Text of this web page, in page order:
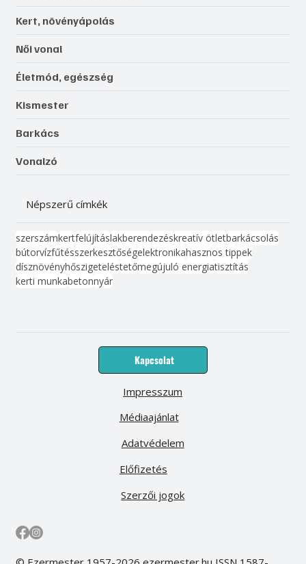
Kert, növényápolás
Női vonal
Életmód, egészség
Kismester
Barkács
Vonalzó
Népszerű címkék
szerszámkertfelújításlakberendezéskreatív ötletbarkácsolás
bútorvízfűtésszerkesztőségelektronikahasznos tippek
dísznövényhőszigeteléstetőmegújuló energiatisztítás
kerti munkabetonnyár
Kapcsolat
Médiaajánlat
Előfizetés
Impresszum
Adatvédelem
Szerzői jogok